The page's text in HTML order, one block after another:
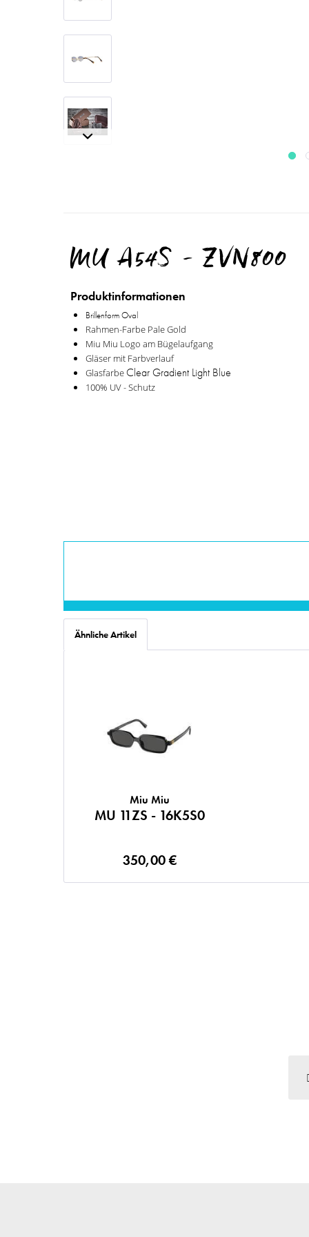
MU A54S - ZVN800
Produktinformationen
Brillenform Oval
Rahmen-Farbe Pale Gold
Miu Miu Logo am Bügelaufgang
Gläser mit Farbverlauf
GlasfarbeClear Gradient Light Blue
100% UV - Schutz
Ähnliche Artikel
Miu Miu
MU 11ZS - 16K5S0
350,00 €